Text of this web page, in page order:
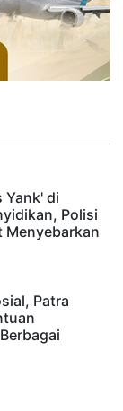
Yank' di
Polisi
Menyebarkan
Patra